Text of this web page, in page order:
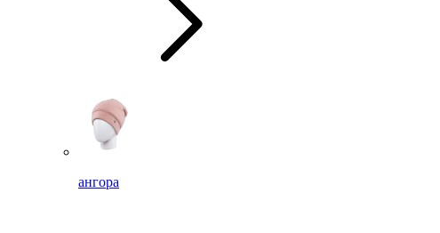
ангора